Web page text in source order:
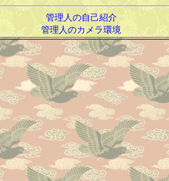
管理人の自己紹介
管理人のカメラ環境